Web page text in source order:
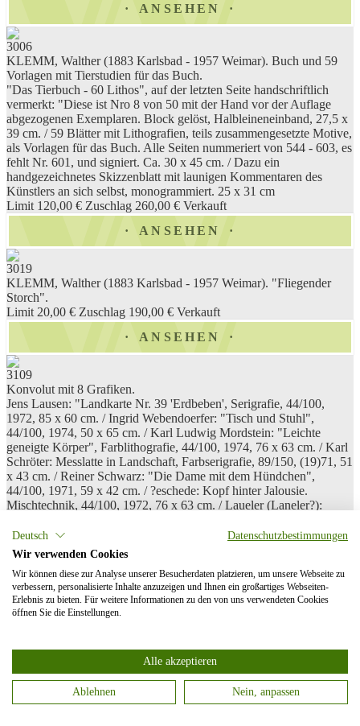
ANSEHEN
3006
KLEMM, Walther (1883 Karlsbad - 1957 Weimar). Buch und 59
Vorlagen mit Tierstudien für das Buch.
"Das Tierbuch - 60 Lithos", auf der letzten Seite handschriftlich
vermerkt: "Diese ist Nro 8 von 50 mit der Hand vor der Auflage
abgezogenen Exemplaren. Block gelöst, Halbleineneinband, 27,5 x
39 cm. / 59 Blätter mit Lithografien, teils zusammengesetzte Motive,
als Vorlagen für das Buch. Alle Seiten nummeriert von 544 - 603, es
fehlt Nr. 601, und signiert. Ca. 30 x 45 cm. / Dazu ein
handgezeichnetes Skizzenblatt mit launigen Kommentaren des
Künstlers an sich selbst, monogrammiert. 25 x 31 cm
Limit 120,00 € Zuschlag 260,00 € Verkauft
ANSEHEN
3019
KLEMM, Walther (1883 Karlsbad - 1957 Weimar). "Fliegender
Storch".
Limit 20,00 € Zuschlag 190,00 € Verkauft
ANSEHEN
3109
Konvolut mit 8 Grafiken.
Jens Lausen: "Landkarte Nr. 39 'Erdbeben', Serigrafie, 44/100,
1972, 85 x 60 cm. / Ingrid Webendoerfer: "Tisch und Stuhl",
44/100, 1974, 50 x 65 cm. / Karl Ludwig Mordstein: "Leichte
geneigte Körper", Farblithografie, 44/100, 1974, 76 x 63 cm. / Karl
Schröter: Messlatte in Landschaft, Farbserigrafie, 89/150, (19)71, 51
x 43 cm. / Reiner Schwarz: "Die Dame mit dem Hündchen",
44/100, 1971, 59 x 42 cm. / ?eschede: Kopf hinter Jalousie.
Mischtechnik, 44/100, 1972, 76 x 63 cm. / Laueler (Laneler?):
59 x 59 cm. / Bodo Schramm: Konstruktion mit Glühbirnen,
Serigrafie, 31/130, 1971, 65 x 50 cm
ANSEHEN
Auflage 70/100. Mit Abstand übereinandergelegte Folien mit
Limit 460,00 € Zuschlag 650,00 € Verkauft
ANSEHEN
Deutsch
Datenschutzbestimmungen
Wir verwenden Cookies
Wir können diese zur Analyse unserer Besucherdaten platzieren, um unsere Webseite zu
verbessern, personalisierte Inhalte anzuzeigen und Ihnen ein großartiges Webseiten-
Erlebnis zu bieten. Für weitere Informationen zu den von uns verwendeten Cookies
öffnen Sie die Einstellungen.
Alle akzeptieren
Ablehnen Nein, anpassen